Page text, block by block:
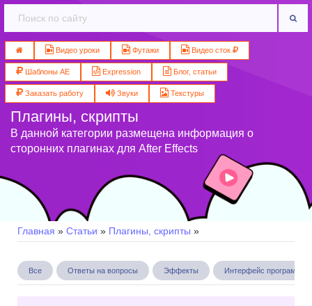
Видео уроки Футажи Видео сток
Шаблоны AE Expression Блог, статьи
Заказать работу Звуки Текстуры
Плагины, скрипты
В данной категории размещена информация о
сторонних плагинах для After Effects
Главная » Статьи » Плагины, скрипты »
Все Ответы на вопросы Эффекты Интерфейс программы